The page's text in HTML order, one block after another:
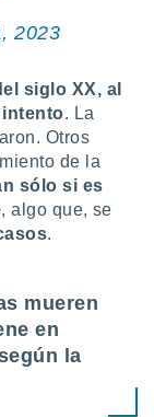
2023
siglo XX, al
intento. La
Otros
de la
sólo si es
, algo que, se
.
mueren
en
la